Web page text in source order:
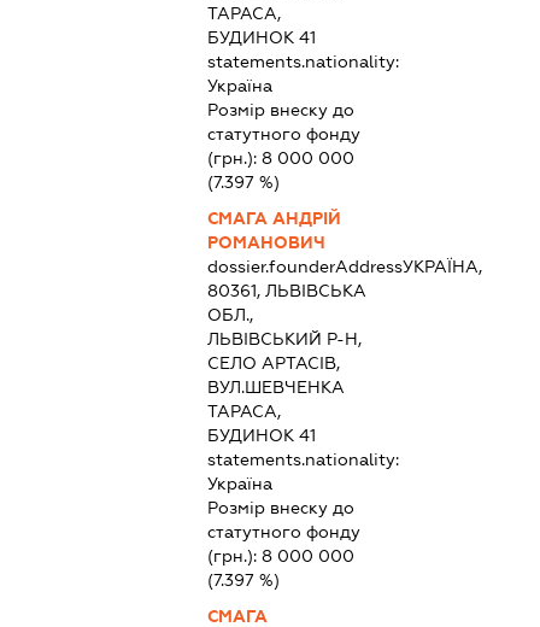
ТАРАСА,
БУДИНОК 41
statements.nationality:
Україна
Розмір внеску до
статутного фонду
(грн.): 8 000 000
(7.397 %)
СМАГА АНДРІЙ
РОМАНОВИЧ
dossier.founderAddressУКРАЇНА,
80361, ЛЬВІВСЬКА
ОБЛ.,
ЛЬВІВСЬКИЙ Р-Н,
СЕЛО АРТАСІВ,
ВУЛ.ШЕВЧЕНКА
ТАРАСА,
БУДИНОК 41
statements.nationality:
Україна
Розмір внеску до
статутного фонду
(грн.): 8 000 000
(7.397 %)
СМАГА